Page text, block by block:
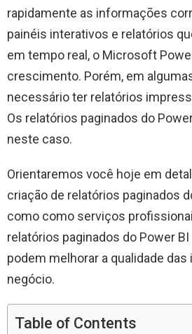
rapidamente as informações
painéis interativos e relatórios
em tempo real, o Microsoft
crescimento. Porém, em
necessário ter relatórios
Os relatórios paginados do
neste caso.
Orientaremos você hoje em
criação de relatórios paginados
como como serviços
relatórios paginados do Power BI
podem melhorar a qualidade
negócio.
Table of Contents